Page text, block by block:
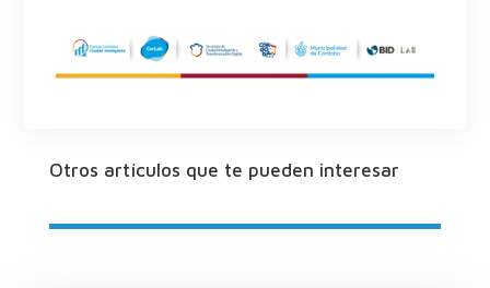
Otros artículos que te pueden interesar